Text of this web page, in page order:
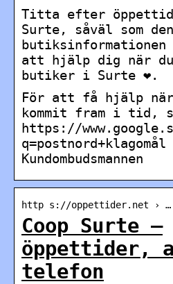
Titta efter
Surte, såväl som
att hjälp dig när
butiker i Surte ❤.
För att få hjälp
kommit fram i tid,
https://
Kundombudsmannen
http s://oppettider.net › … ›
Coop Surte –
öppettider,
telefon